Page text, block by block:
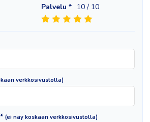
Palvelu * 10 / 10
verkkosivustolla)
(ei näy koskaan verkkosivustolla)